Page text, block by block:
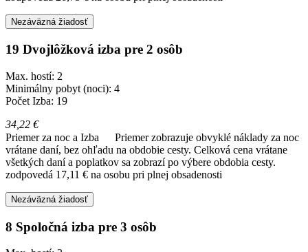
Nezáväzná žiadosť
19 Dvojlôžková izba pre 2 osôb
Max. hostí: 2
Minimálny pobyt (noci): 4
Počet Izba: 19
34,22 €
Priemer za noc a Izba
Priemer zobrazuje obvyklé náklady za noc
vrátane daní, bez ohľadu na obdobie cesty. Celková cena vrátane
všetkých daní a poplatkov sa zobrazí po výbere obdobia cesty.
zodpovedá 17,11 € na osobu pri plnej obsadenosti
Nezáväzná žiadosť
8 Spoločná izba pre 3 osôb